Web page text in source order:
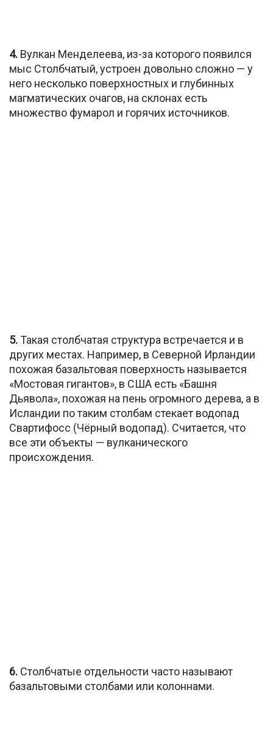
4. Вулкан Менделеева, из-за которого появился
мыс Столбчатый, устроен довольно сложно — у
него несколько поверхностных и глубинных
магматических очагов, на склонах есть
множество фумарол и горячих источников.
5.Такая столбчатая структура встречается и в
других местах. Например, в Северной Ирландии
похожая базальтовая поверхность называется
«Мостовая гигантов», в США есть «Башня
Дьявола», похожая на пень огромного дерева, а в
Исландии по таким столбам стекает водопад
Свартифосс (Чёрный водопад). Считается, что
все эти объекты — вулканического
происхождения.
6. Столбчатые отдельности часто называют
базальтовыми столбами или колоннами.